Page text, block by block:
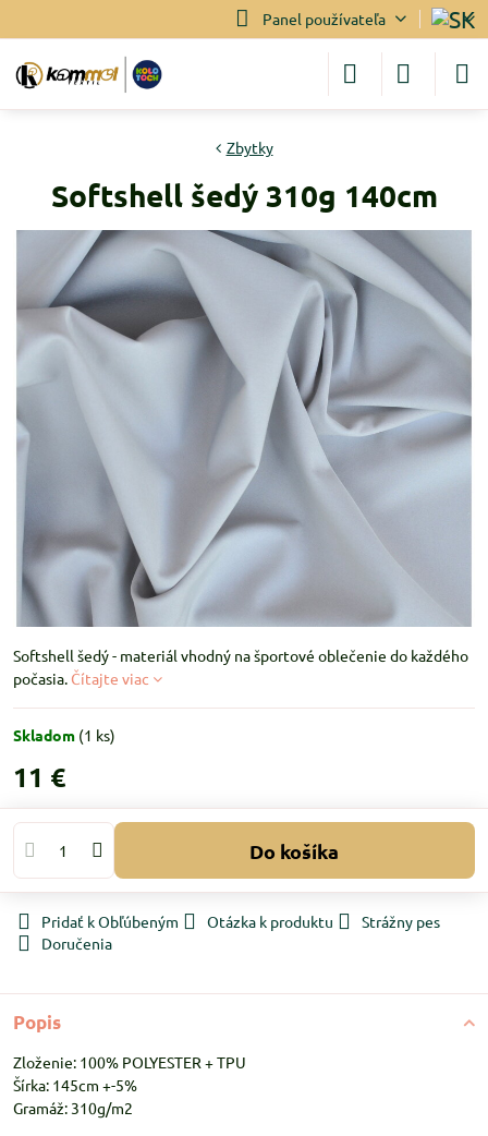
Panel používateľa
Zbytky
Softshell šedý 310g 140cm
Softshell šedý - materiál vhodný na športové oblečenie do každého
počasia. Čítajte viac
Skladom (1 ks)
11 €
Do košíka
Pridať k Obľúbeným Otázka k produktu
Strážny pes
Doručenia
Popis
Zloženie: 100% POLYESTER + TPU
Šírka: 145cm +-5%
Gramáž: 310g/m2